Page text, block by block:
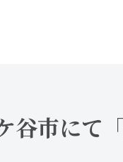
谷市にて